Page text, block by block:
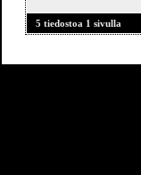
5 tiedostoa 1 sivulla